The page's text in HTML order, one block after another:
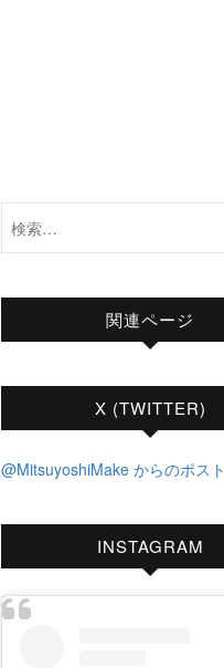
関連ページ
X (TWITTER)
@MitsuyoshiMake からのポスト
INSTAGRAM